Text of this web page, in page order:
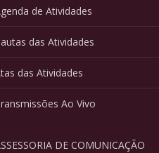
de Atividades
das Atividades
das Atividades
Ao Vivo
DE COMUNICAÇÃO